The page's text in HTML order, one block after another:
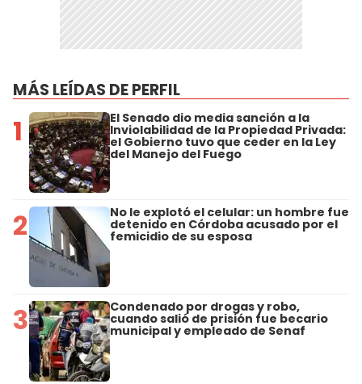
MÁS LEÍDAS DE PERFIL
1 El Senado dio media sanción a la
Inviolabilidad de la Propiedad Privada:
el Gobierno tuvo que ceder en la Ley
del Manejo del Fuego
2 No le explotó el celular: un hombre fue
detenido en Córdoba acusado por el
femicidio de su esposa
3 Condenado por drogas y robo,
cuando salió de prisión fue becario
municipal y empleado de Senaf